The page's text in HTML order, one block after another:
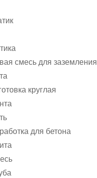
смесь для заземления
круглая
для бетона